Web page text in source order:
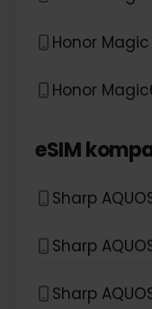
Honor
Honor
eSIM
Sharp
Sharp
Sharp